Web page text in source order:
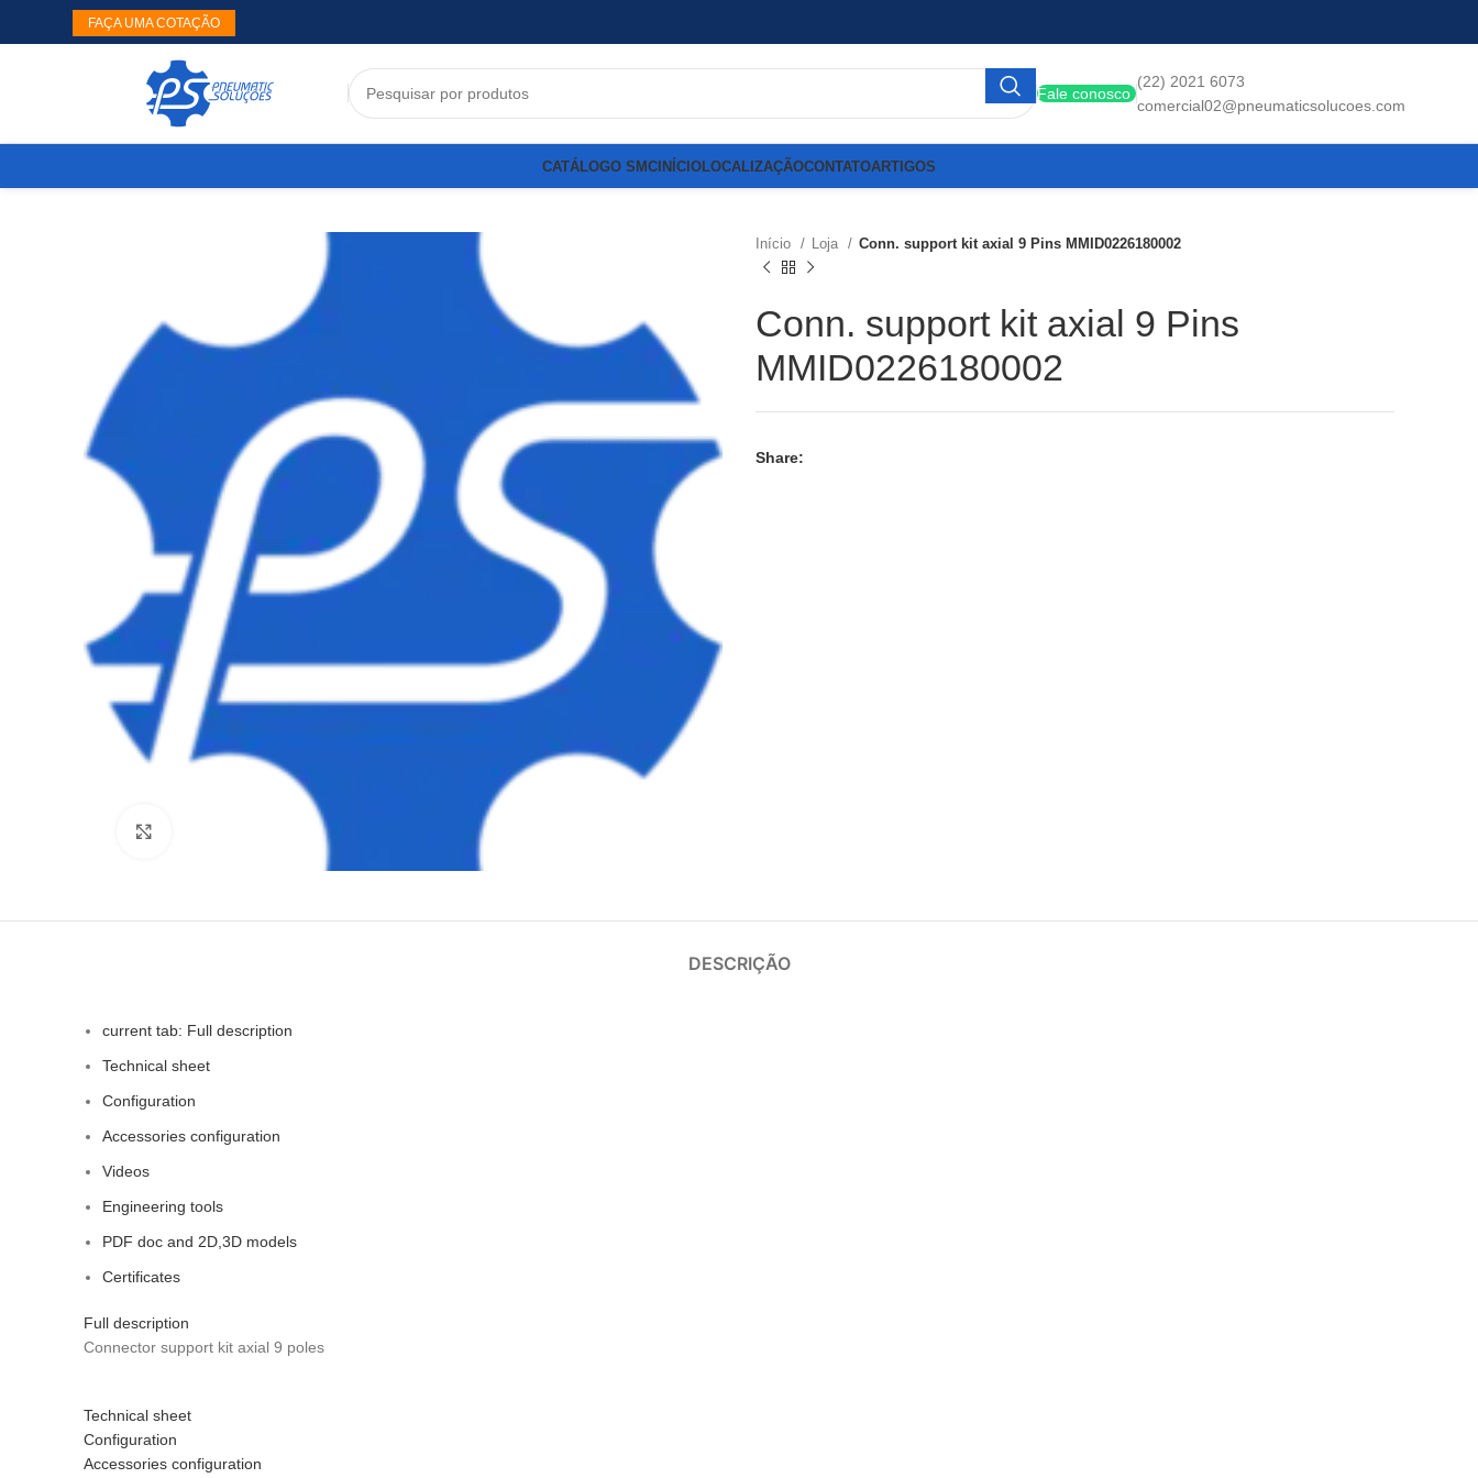
FAÇA UMA COTAÇÃO
Fale conosco
(22) 2021 6073
comercial02@pneumaticsolucoes.com
CATÁLOGO SMCINÍCIOLOCALIZAÇÃOCONTATOARTIGOS
Início Loja Conn. support kit axial 9 Pins MMID0226180002
Conn. support kit axial 9 Pins
MMID0226180002
Share:
DESCRIÇÃO
current tab: Full description
Technical sheet
Configuration
Accessories configuration
Videos
Engineering tools
PDF doc and 2D,3D models
Certificates
Full description
Connector support kit axial 9 poles
Technical sheet
Configuration
Accessories configuration